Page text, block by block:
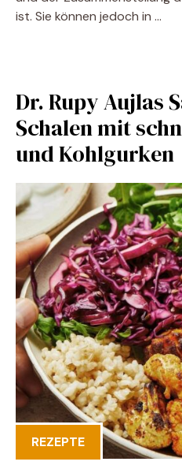
ist. Sie können jedoch in …
Dr. Rupy Aujlas
Schalen mit
und Kohlgurken
REZEPTE